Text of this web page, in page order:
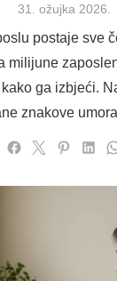
Posted
31. ožujka 2026.
postaje sve
milijune
ga izbjeći.
znakove